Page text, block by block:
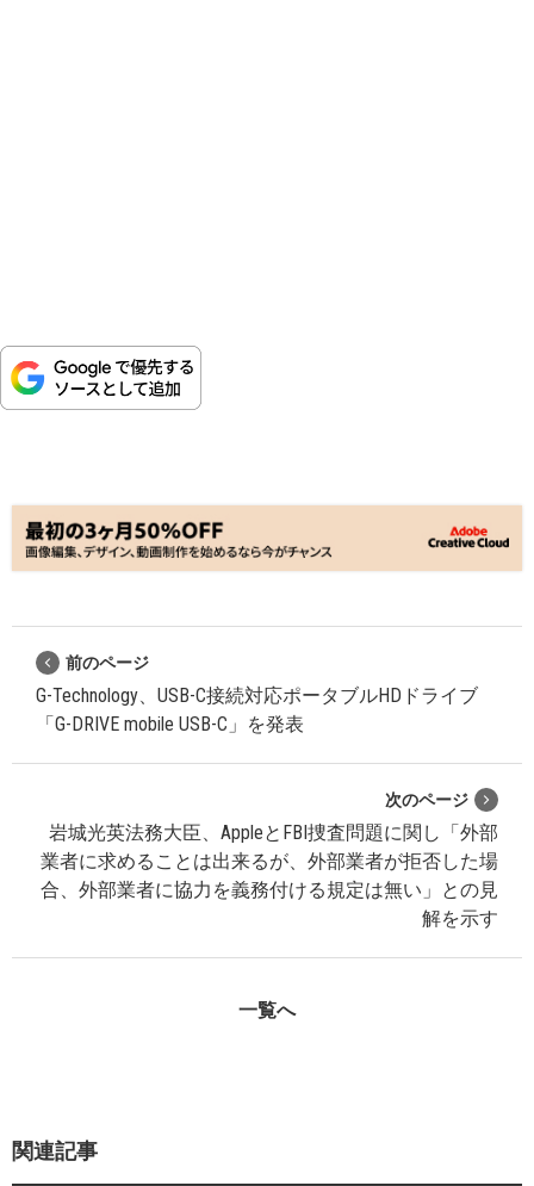
前のページ
G-Technology、USB-C接続対応ポータブルHDドライブ
「G-DRIVE mobile USB-C」を発表
次のページ
岩城光英法務大臣、AppleとFBI捜査問題に関し「外部
業者に求めることは出来るが、外部業者が拒否した場
合、外部業者に協力を義務付ける規定は無い」との見
解を示す
一覧へ
関連記事